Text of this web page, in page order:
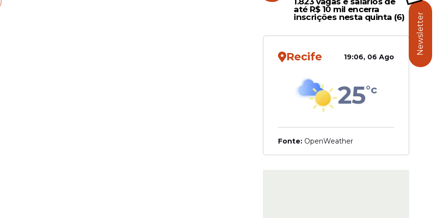
recursos humanos, secretariado, seguros,
até R$ 10 mil encerra
inscrições nesta quinta (6)
Recife 19:06, 06 Ago
25°c
Fonte: OpenWeather
Newsletter